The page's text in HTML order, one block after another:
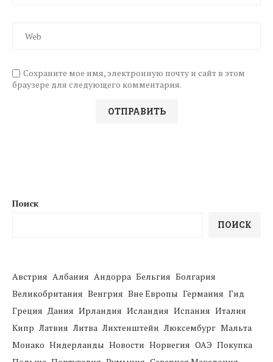
Сохраните мое имя, электронную почту и сайт в этом
браузере для следующего комментария.
Поиск
ПОИСК
Австрия Албания Андорра Бельгия Болгария
Великобритания Венгрия Вне Европы Германия Гид
Греция Дания Ирландия Исландия Испания Италия
Кипр Латвия Литва Лихтенштейн Люксембург Мальта
Монако Нидерланды Новости Норвегия ОАЭ Покупка